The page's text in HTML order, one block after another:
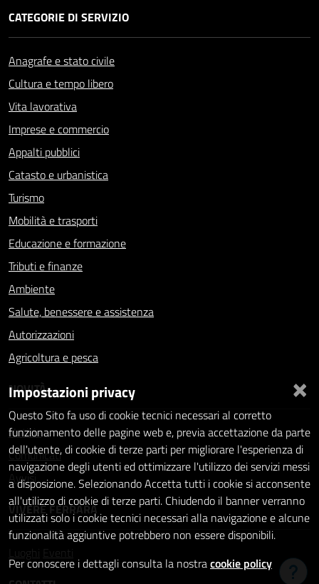
CATEGORIE DI SERVIZIO
Anagrafe e stato civile
Cultura e tempo libero
Vita lavorativa
Imprese e commercio
Appalti pubblici
Catasto e urbanistica
Turismo
Mobilità e trasporti
Educazione e formazione
Tributi e finanze
Ambiente
Salute, benessere e assistenza
Autorizzazioni
Agricoltura e pesca
NOVITÀ
Notizie
Comunicati
Avvisi
VIVERE FERRARA
Luoghi
Eventi
×
Impostazioni privacy
Questo Sito fa uso di cookie tecnici necessari al corretto
funzionamento delle pagine web e, previa accettazione da parte
dell'utente, di cookie di terze parti per migliorare l'esperienza di
navigazione degli utenti ed ottimizzare l'utilizzo dei servizi messi
a disposizione. Selezionando Accetta tutti i cookie si acconsente
all'utilizzo di cookie di terze parti. Chiudendo il banner verranno
utilizzati solo i cookie tecnici necessari alla navigazione e alcune
funzionalità aggiuntive potrebbero non essere disponibili.
Per conoscere i dettagli consulta la nostracookie policy
Hai